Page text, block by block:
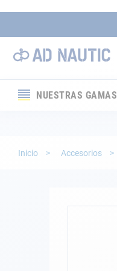
NUESTRAS GAMAS
Electricidad
Inicio Accesorios